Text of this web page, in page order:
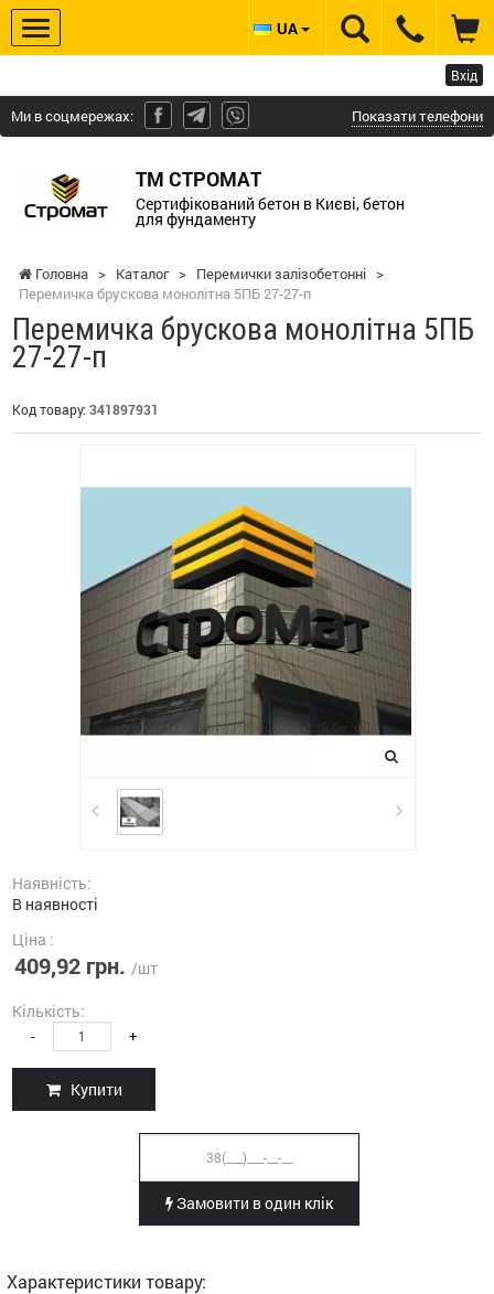
Вхід
Ми в соцмережах: Показати телефони
ТМ СТРОМАТ
Сертифікований бетон в Києві, бетон
для фундаменту
UA
Головна > Каталог > Перемички залізобетонні >
Перемичка брускова монолітна 5ПБ 27-27-п
Перемичка брускова монолітна 5ПБ
27-27-п
Код товару: 341897931
Наявність:
В наявності
Ціна :
409,92 грн. /шт
Кількість:
- +
Купити
Замовити в один клік
Характеристики товару: